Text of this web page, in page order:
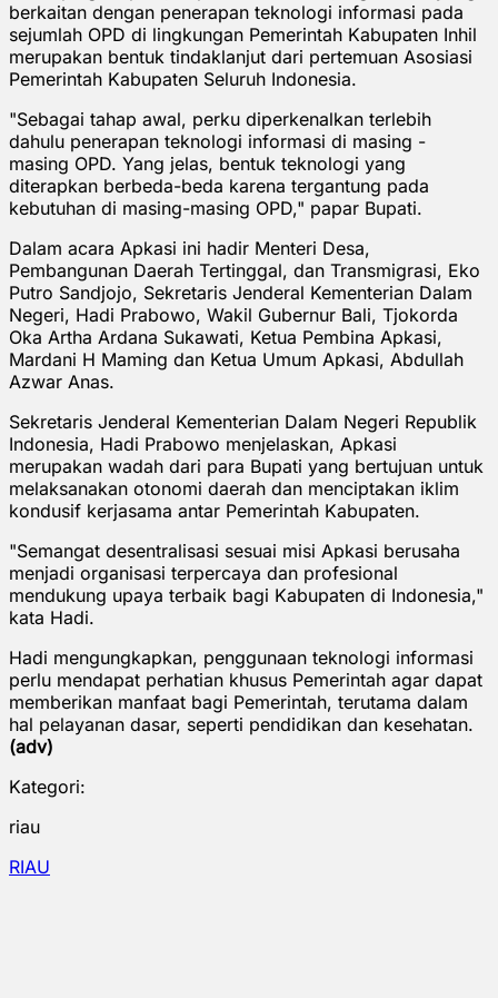
berkaitan dengan penerapan teknologi informasi pada
sejumlah OPD di lingkungan Pemerintah Kabupaten Inhil
merupakan bentuk tindaklanjut dari pertemuan Asosiasi
Pemerintah Kabupaten Seluruh Indonesia.
"Sebagai tahap awal, perku diperkenalkan terlebih
dahulu penerapan teknologi informasi di masing -
masing OPD. Yang jelas, bentuk teknologi yang
diterapkan berbeda-beda karena tergantung pada
kebutuhan di masing-masing OPD," papar Bupati.
Dalam acara Apkasi ini hadir Menteri Desa,
Pembangunan Daerah Tertinggal, dan Transmigrasi, Eko
Putro Sandjojo, Sekretaris Jenderal Kementerian Dalam
Negeri, Hadi Prabowo, Wakil Gubernur Bali, Tjokorda
Oka Artha Ardana Sukawati, Ketua Pembina Apkasi,
Mardani H Maming dan Ketua Umum Apkasi, Abdullah
Azwar Anas.
Sekretaris Jenderal Kementerian Dalam Negeri Republik
Indonesia, Hadi Prabowo menjelaskan, Apkasi
merupakan wadah dari para Bupati yang bertujuan untuk
melaksanakan otonomi daerah dan menciptakan iklim
kondusif kerjasama antar Pemerintah Kabupaten.
"Semangat desentralisasi sesuai misi Apkasi berusaha
menjadi organisasi terpercaya dan profesional
mendukung upaya terbaik bagi Kabupaten di Indonesia,"
kata Hadi.
Hadi mengungkapkan, penggunaan teknologi informasi
perlu mendapat perhatian khusus Pemerintah agar dapat
memberikan manfaat bagi Pemerintah, terutama dalam
hal pelayanan dasar, seperti pendidikan dan kesehatan.
(adv)
Kategori:
riau
RIAU